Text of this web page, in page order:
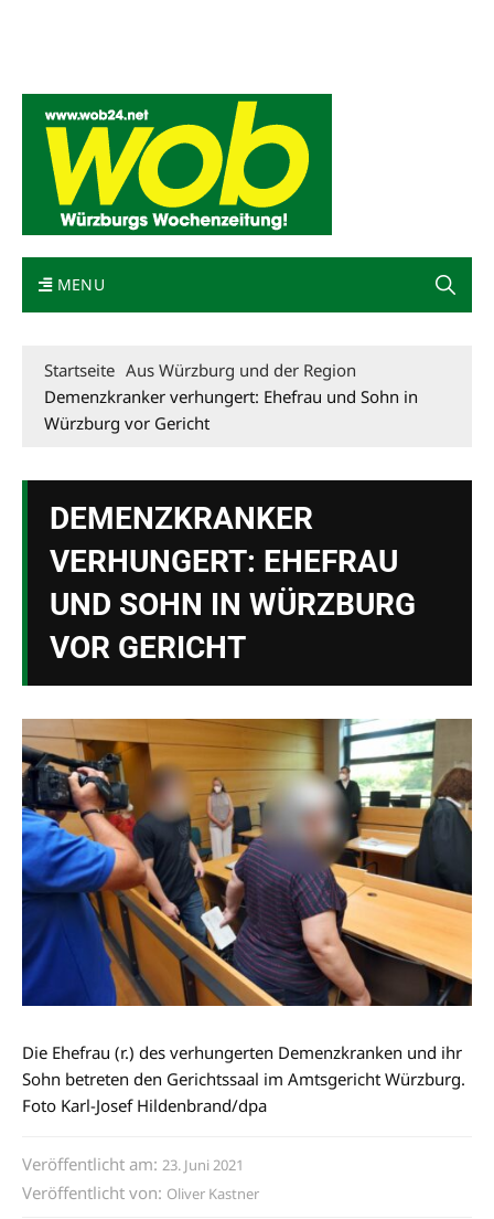
MENU
Startseite Aus Würzburg und der Region
Demenzkranker verhungert: Ehefrau und Sohn in
Würzburg vor Gericht
DEMENZKRANKER
VERHUNGERT: EHEFRAU
UND SOHN IN WÜRZBURG
VOR GERICHT
Die Ehefrau (r.) des verhungerten Demenzkranken und ihr
Sohn betreten den Gerichtssaal im Amtsgericht Würzburg.
Foto Karl-Josef Hildenbrand/dpa
Veröffentlicht am: 23. Juni 2021
Veröffentlicht von: Oliver Kastner